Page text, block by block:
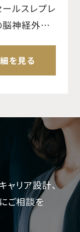
ルスレプレ
神経外科・
関係構築、
顧客サービ
ただきま
顧客に対し
ベルを向
ャーとシニ
と、月ごと
度ごとに
標達成に
を見る
リア設計、
ご相談を